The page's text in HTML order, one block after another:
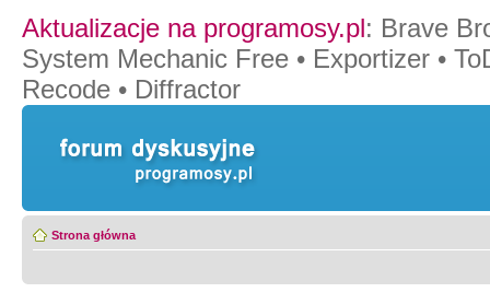
Aktualizacje na programosy.pl: Brave
System Mechanic Free • Exportizer •
Recode • Diffractor
Strona główna